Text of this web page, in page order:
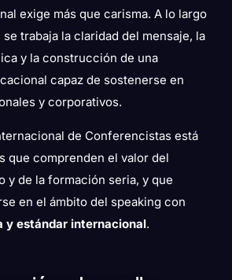
exige más que carisma. A lo largo
trabaja la claridad del mensaje, la
y la construcción de una
capaz de sostenerse en
y corporativos.
de Conferencistas está
que comprenden el valor del
y de la formación seria, y que
en el ámbito del speaking con
y estándar internacional.